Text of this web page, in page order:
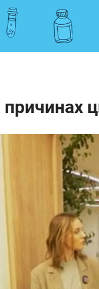
причинах